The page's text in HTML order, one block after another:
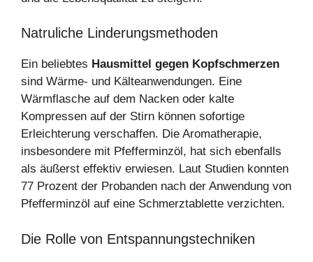
Natruliche Linderungsmethoden
Ein beliebtes Hausmittel gegen Kopfschmerzen
sind Wärme- und Kälteanwendungen. Eine
Wärmflasche auf dem Nacken oder kalte
Kompressen auf der Stirn können sofortige
Erleichterung verschaffen. Die Aromatherapie,
insbesondere mit Pfefferminzöl, hat sich ebenfalls
als äußerst effektiv erwiesen. Laut Studien konnten
77 Prozent der Probanden nach der Anwendung von
Pfefferminzöl auf eine Schmerztablette verzichten.
Die Rolle von Entspannungstechniken